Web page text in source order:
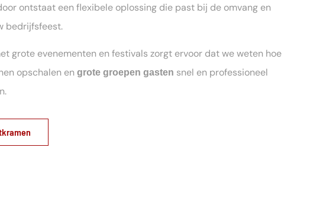
ontstaat een flexibele oplossing die past bij de omvang en
bedrijfsfeest.
grote evenementen en festivals zorgt ervoor dat we weten hoe
opschalen en grote groepen gasten snel en professioneel